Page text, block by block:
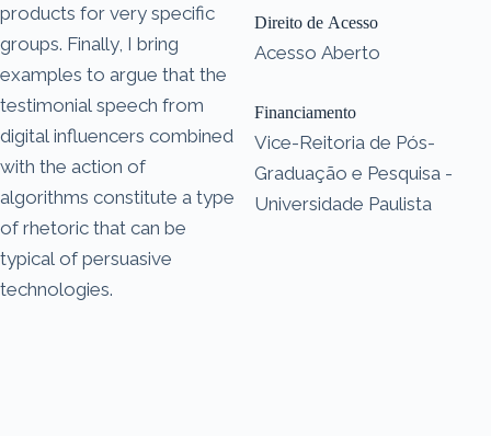
products for very specific
groups. Finally, I bring
examples to argue that the
testimonial speech from
digital influencers combined
with the action of
algorithms constitute a type
of rhetoric that can be
typical of persuasive
technologies.
Direito de Acesso
Acesso Aberto
Financiamento
Vice-Reitoria de Pós-
Graduação e Pesquisa -
Universidade Paulista